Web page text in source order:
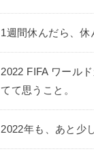
1週間休んだら、休
2022 FIFA ワール
てて思うこと。
2022年も、あと少